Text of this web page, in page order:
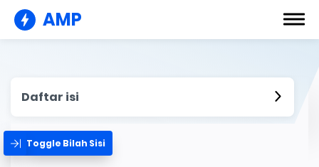
AMP
Daftar isi
Toggle Bilah Sisi